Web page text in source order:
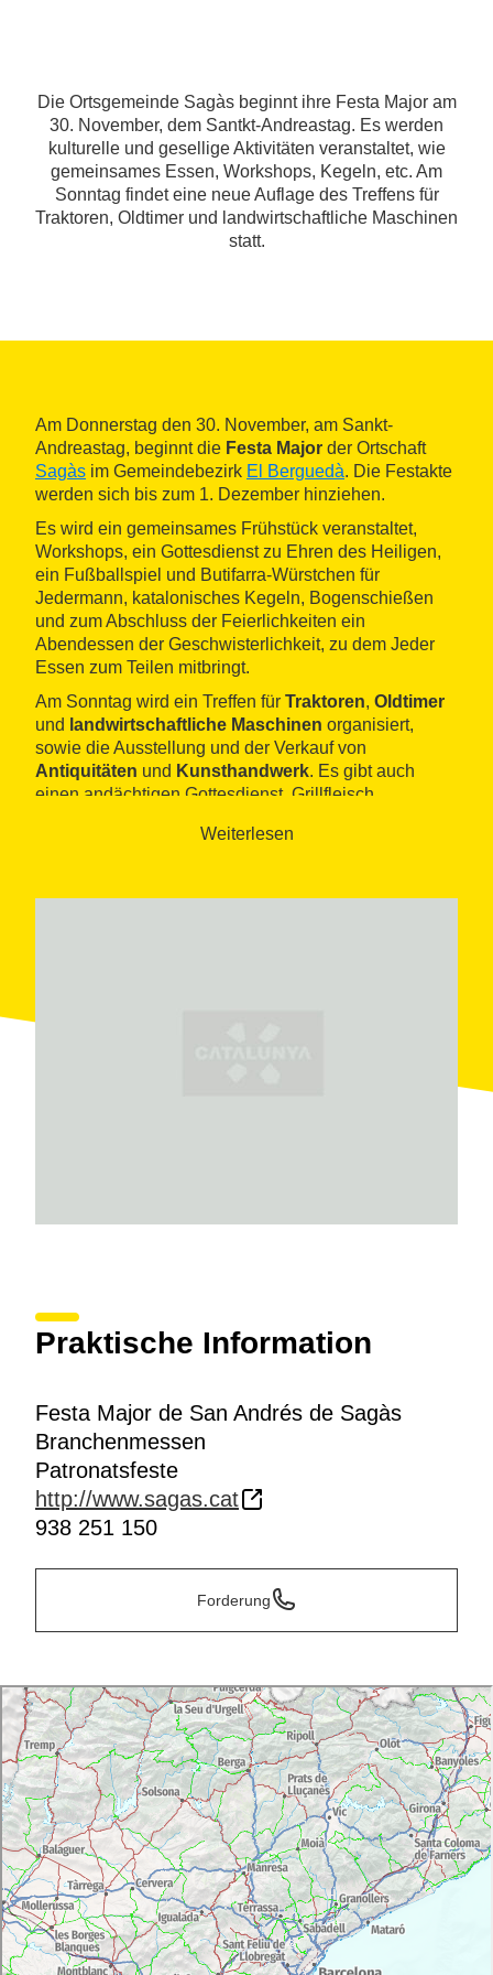
Die Ortsgemeinde Sagàs beginnt ihre Festa Major am
30. November, dem Santkt-Andreastag. Es werden
kulturelle und gesellige Aktivitäten veranstaltet, wie
gemeinsames Essen, Workshops, Kegeln, etc. Am
Sonntag findet eine neue Auflage des Treffens für
Traktoren, Oldtimer und landwirtschaftliche Maschinen
statt.
Am Donnerstag den 30. November, am Sankt-
Andreastag, beginnt die Festa Major der Ortschaft
Sagàs im Gemeindebezirk El Berguedà. Die Festakte
werden sich bis zum 1. Dezember hinziehen.
Es wird ein gemeinsames Frühstück veranstaltet,
Workshops, ein Gottesdienst zu Ehren des Heiligen,
ein Fußballspiel und Butifarra-Würstchen für
Jedermann, katalonisches Kegeln, Bogenschießen
und zum Abschluss der Feierlichkeiten ein
Abendessen der Geschwisterlichkeit, zu dem Jeder
Essen zum Teilen mitbringt.
Am Sonntag wird ein Treffen für Traktoren, Oldtimer
und landwirtschaftliche Maschinen organisiert,
sowie die Ausstellung und der Verkauf von
Antiquitäten und Kunsthandwerk. Es gibt auch
einen andächtigen Gottesdienst, Grillfleisch,
verschiedene Spektakel und traditionelle Spiele für
Weiterlesen
Praktische Information
Festa Major de San Andrés de Sagàs
Branchenmessen
Patronatsfeste
http://www.sagas.cat
938 251 150
Forderung